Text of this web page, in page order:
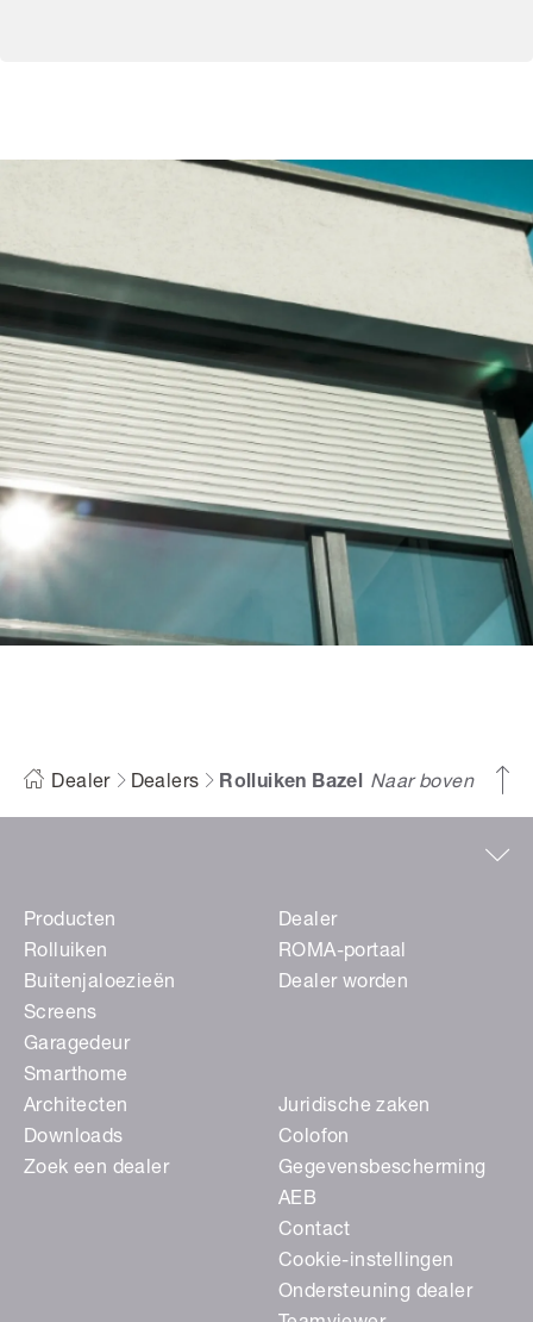
Dealer Dealers Rolluiken Bazel Naar boven
Producten
Rolluiken
Buitenjaloezieën
Screens
Garagedeur
Smarthome
Dealer
ROMA-portaal
Dealer worden
Architecten
Downloads
Zoek een dealer
Juridische zaken
Colofon
Gegevensbescherming
AEB
Contact
Cookie-instellingen
Ondersteuning dealer